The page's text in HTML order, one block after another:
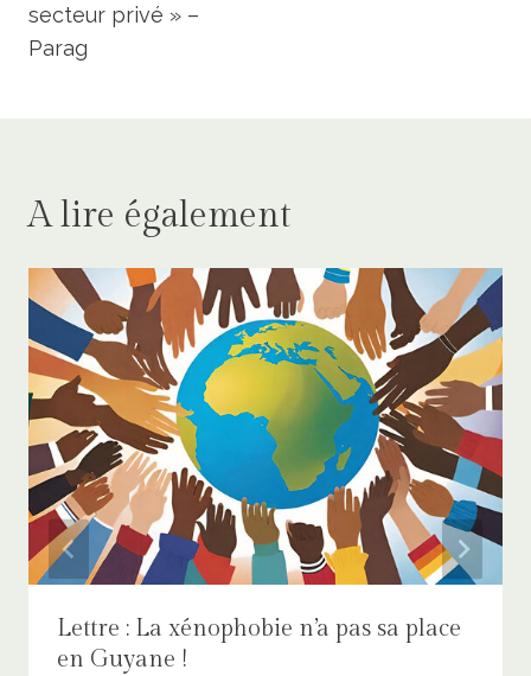
secteur privé » –
Parag
A lire également
Lettre : La xénophobie n’a pas sa place
en Guyane !